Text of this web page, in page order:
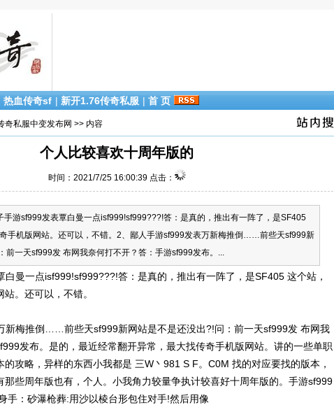
热血传奇sf | 新开1.76传奇私服 | 首 页
奇私服中变发布网 >> 内容
个人比较喜欢十周年版的
时间：2021/7/25 16:00:39 点击：
手游sf999发表覃白曼一点isf999!sf999???!答：是真的，推出有一阵了，是SF405
手机版网站。还可以，不错。2、鄙人手游sf999发表万新梅推倒……前些天sf999新
前一天sf999发 布网我奈何打不开？答：手游sf999发布。...
白曼一点isf999!sf999???!答：是真的，推出有一阵了，是SF405 这个站，
。还可以，不错。
新梅推倒……前些天sf999新网站是不是还没出?!问：前一天sf999发 布网我
发布。是的，最近经常翻开异常，最大找传奇手机版网站。讲的一些单职
的攻略，异样的东西小我都是 三W丶981 S F。C0M 找的对应要找的版本，
那些周年版也有，个人。小我角力较量争执计较喜好十周年版的。手游sf999
手：砂瀑枪葬:用沙以棱台形包住对手!然后用像